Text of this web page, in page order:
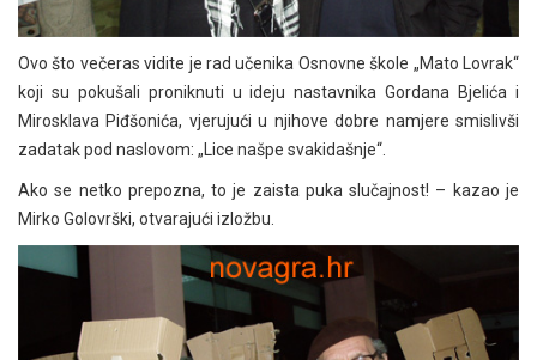
Ovo što večeras vidite je rad učenika Osnovne škole „Mato Lovrak“
koji su pokušali proniknuti u ideju nastavnika Gordana Bjelića i
Mirosklava Piđšonića, vjerujući u njihove dobre namjere smislivši
zadatak pod naslovom: „Lice našpe svakidašnje“.
Ako se netko prepozna, to je zaista puka slučajnost! – kazao je
Mirko Golovrški, otvarajući izložbu.